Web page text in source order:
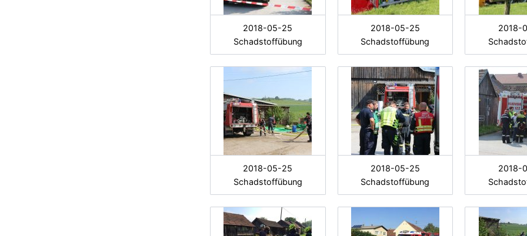
2018-05-25
Schadstoffübung
2018-05-25
Schadstoffübung
2018-
2018-05-25
Schadstoffübung
2018-05-25
Schadstoffübung
2018-